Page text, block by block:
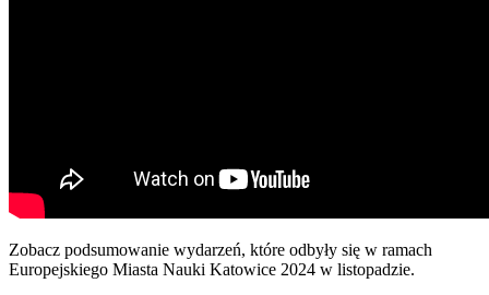
Zobacz podsumowanie wydarzeń, które odbyły się w ramach
Europejskiego Miasta Nauki Katowice 2024 w listopadzie.